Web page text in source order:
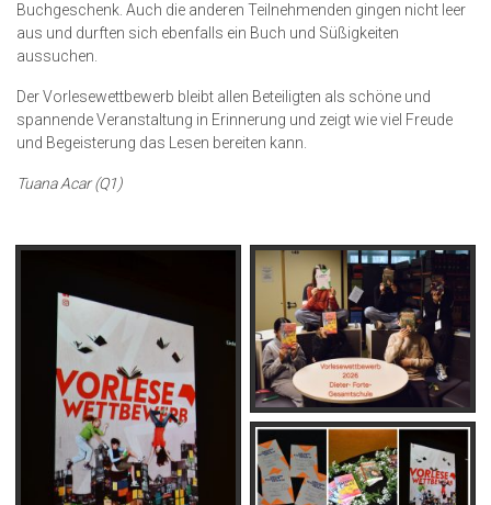
Buchgeschenk. Auch die anderen Teilnehmenden gingen nicht leer
aus und durften sich ebenfalls ein Buch und Süßigkeiten
aussuchen.
Der Vorlesewettbewerb bleibt allen Beteiligten als schöne und
spannende Veranstaltung in Erinnerung und zeigt wie viel Freude
und Begeisterung das Lesen bereiten kann.
Tuana Acar (Q1)